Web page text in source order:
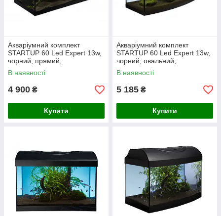
Акваріумний комплект
STARTUP 60 Led Expert 13w,
чорний, прямий,
60x30x30cm. 54л.
В наявності
4 900 ₴
Купити
Акваріумний комплект
STARTUP 60 Led Expert 13w,
чорний, овальний,
60x30x30cm 54л
В наявності
5 185 ₴
Купити